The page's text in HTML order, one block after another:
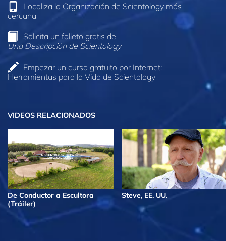
Localiza la Organización de Scientology más
cercana
Solicita un folleto gratis de
Una Descripción de Scientology
Empezar un curso gratuito por Internet:
Herramientas para la Vida de Scientology
VIDEOS RELACIONADOS
De Conductor a Escultora
(Tráiler)
Steve, EE. UU.